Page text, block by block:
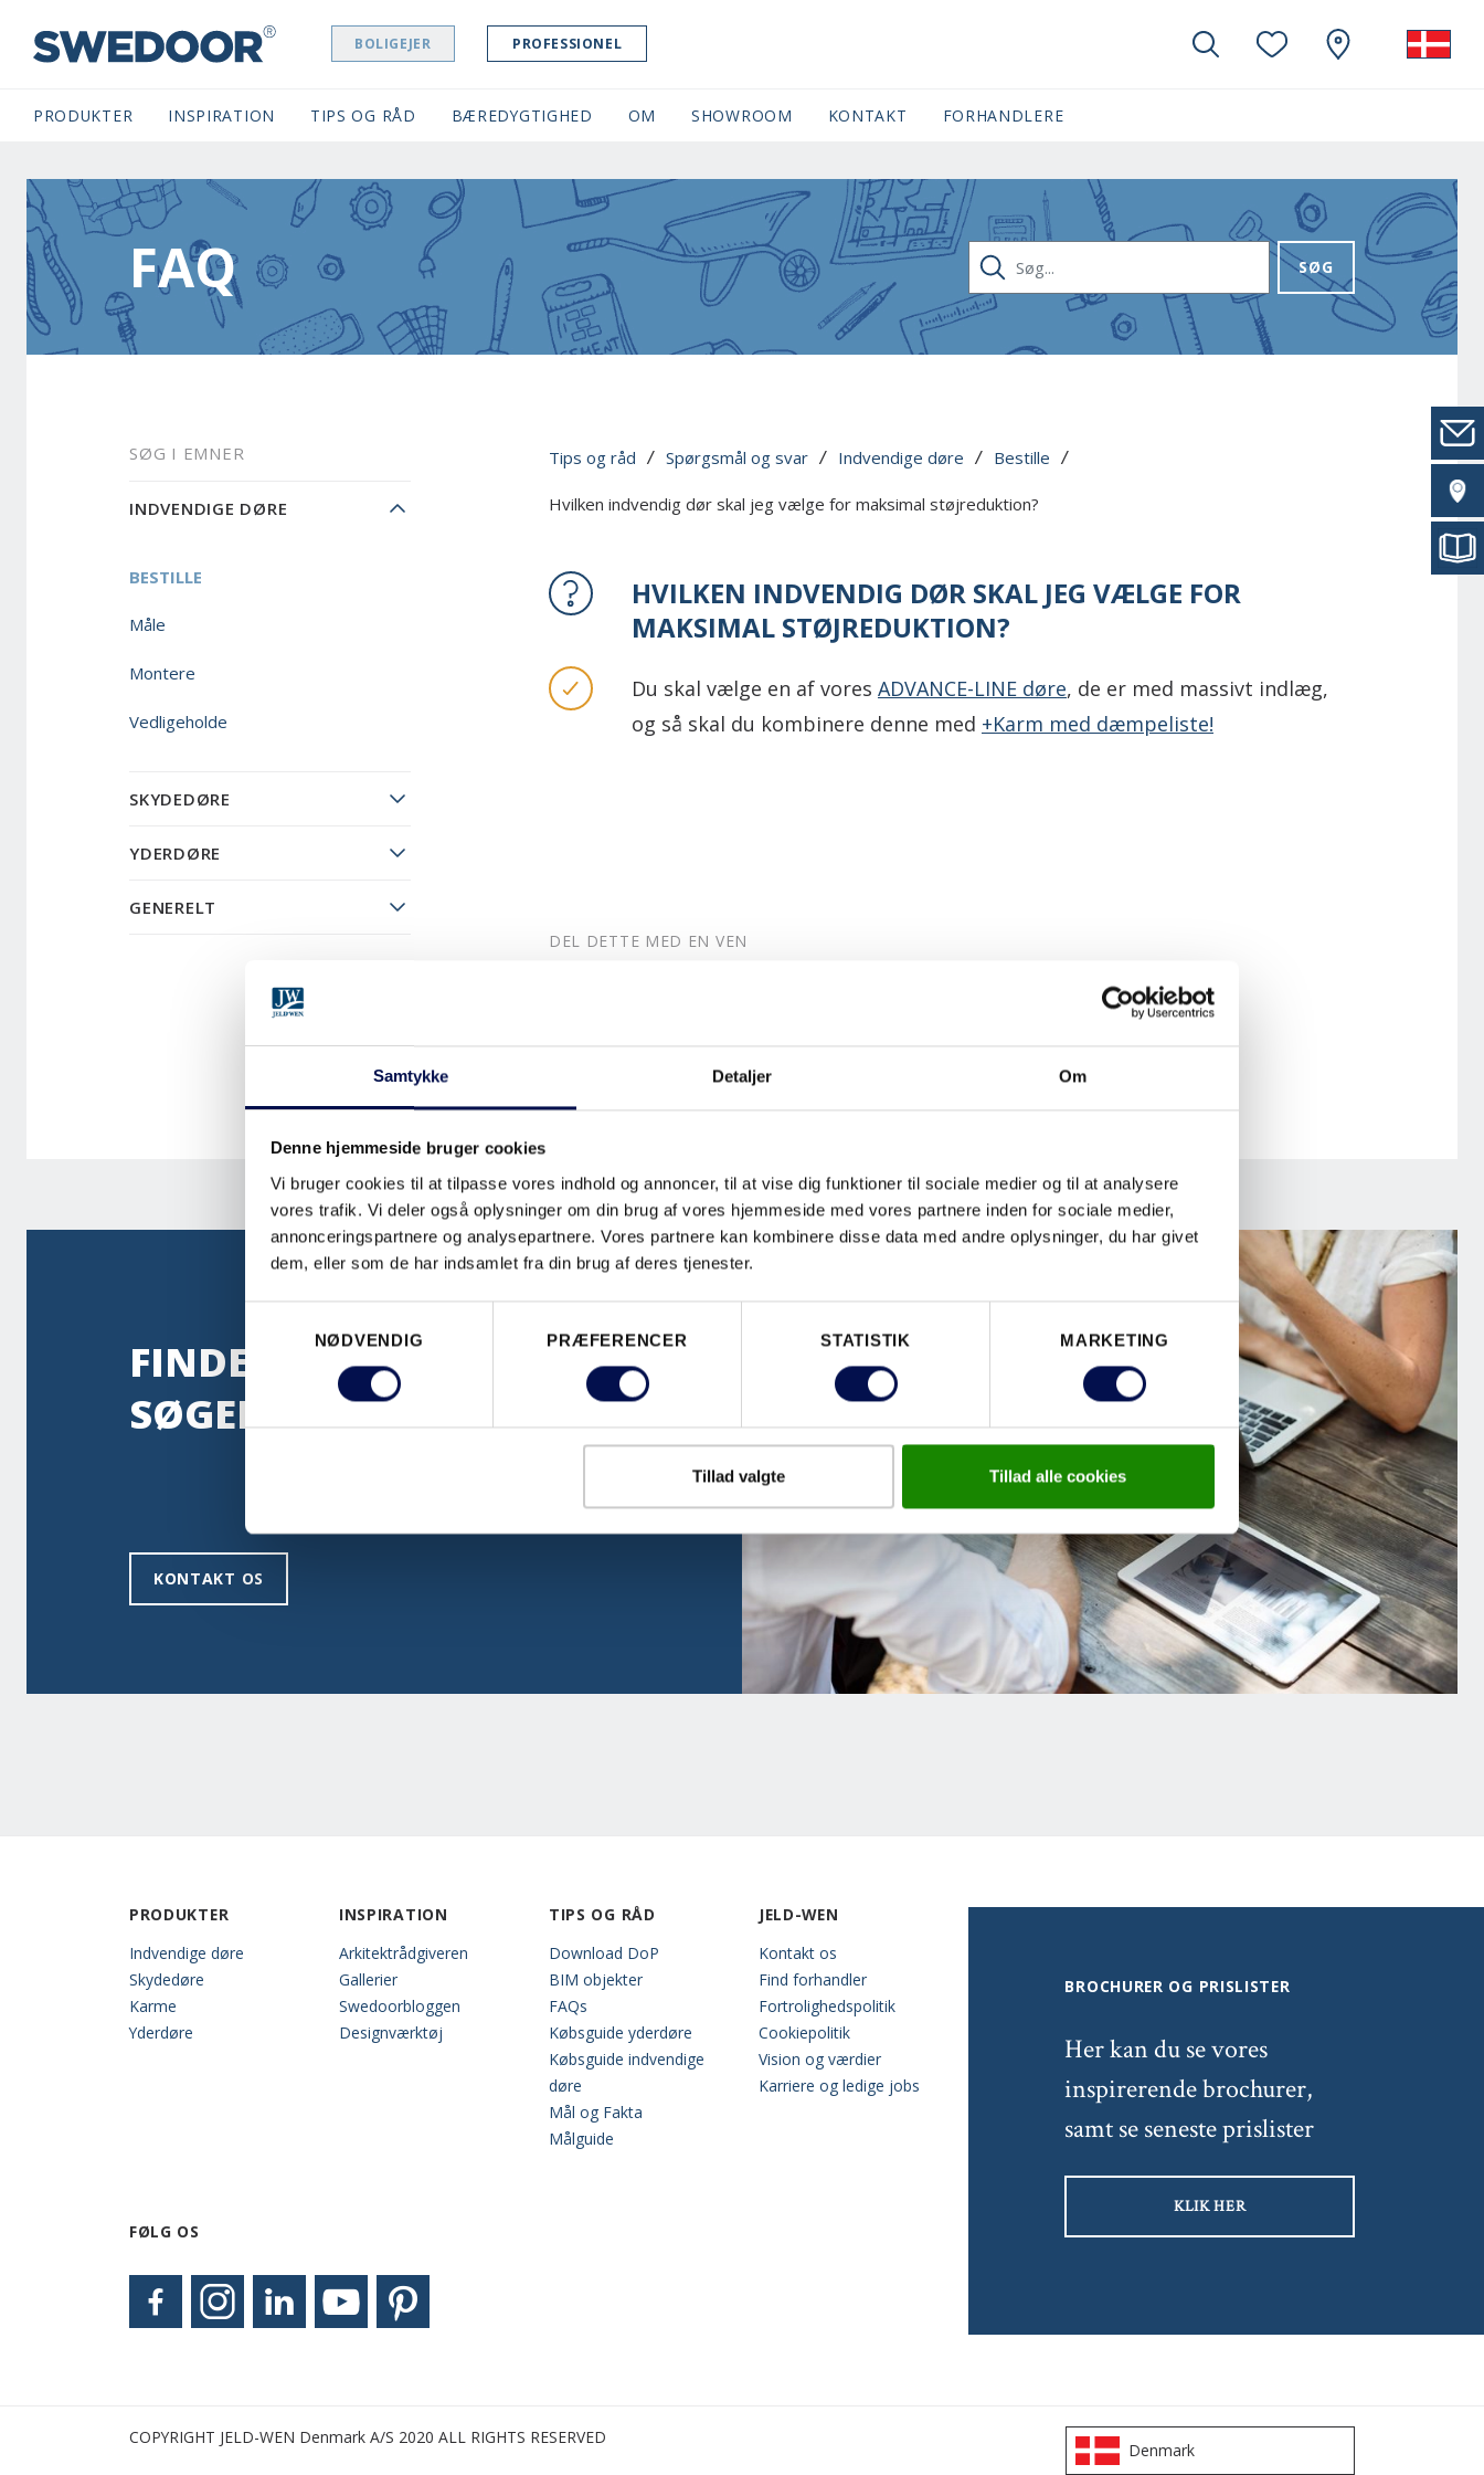
Samtykke Detaljer Om
Denne hjemmeside bruger cookies
Vi bruger cookies til at tilpasse vores indhold og annoncer, til at vise dig funktioner til sociale medier og til at analysere
vores trafik. Vi deler også oplysninger om din brug af vores hjemmeside med vores partnere inden for sociale medier,
annonceringspartnere og analysepartnere. Vores partnere kan kombinere disse data med andre oplysninger, du har givet
dem, eller som de har indsamlet fra din brug af deres tjenester.
NØDVENDIG
PRÆFERENCER STATISTIK MARKETING
Tillad valgte Tillad alle cookies
SWEDOOR NAVIGATION BOLIGEJER PROFESSIONEL
PRODUKTER INSPIRATION TIPS OG RÅD BÆREDYGTIGHED OM SHOWROOM (CURRENT)
KONTAKT FORHANDLERE
FAQ SØG...
SØG
Tips og råd / Spørgsmål og svar / Indvendige døre / Bestille /
Hvilken indvendig dør skal jeg vælge for maksimal støjreduktion?
HVILKEN INDVENDIG DØR SKAL JEG VÆLGE FOR
MAKSIMAL STØJREDUKTION?
Du skal vælge en af vores ADVANCE-LINE døre, de er med massivt indlæg,
og så skal du kombinere denne med +Karm med dæmpeliste!
DEL DETTE MED EN VEN
SØG I EMNER
INDVENDIGE DØRE
BESTILLE
Måle
Montere
Vedligeholde
SKYDEDØRE
YDERDØRE
GENERELT
FINDER DU IKKE DET DU
SØGER?
KONTAKT OS
PRODUKTER
Indvendige døre
Skydedøre
Karme
Yderdøre
INSPIRATION
Arkitektrådgiveren
Gallerier
Swedoorbloggen
Designværktøj
TIPS OG RÅD
Download DoP
BIM objekter
FAQs
Købsguide yderdøre
Købsguide indvendige
døre
Mål og Fakta
Målguide
JELD-WEN
Kontakt os
Find forhandler
Fortrolighedspolitik
Cookiepolitik
Vision og værdier
Karriere og ledige jobs
FØLG OS
BROCHURER OG PRISLISTER
Her kan du se vores
inspirerende brochurer,
samt se seneste prislister
KLIK HER
COPYRIGHT JELD-WEN Denmark A/S 2020 ALL RIGHTS RESERVED
Denmark